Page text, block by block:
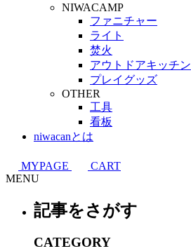
NIWACAMP
ファニチャー
ライト
焚火
アウトドアキッチン
プレイグッズ
OTHER
工具
看板
niwacanとは
MYPAGE
CART
MENU
記事をさがす
CATEGORY